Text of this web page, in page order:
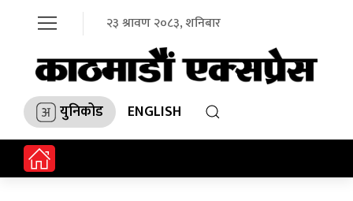
२३ श्रावण २०८३, शनिबार
युनिकोड ENGLISH